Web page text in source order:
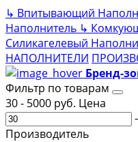
↳ Впитывающий
Наполнитель ↳
Силикагелевый
НАПОЛНИТЕЛИ
Бренд-
Фильтр по товарам
30- 5000 руб. Цена
-
Производитель